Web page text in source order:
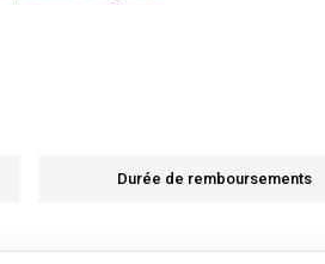
Durée de remboursements